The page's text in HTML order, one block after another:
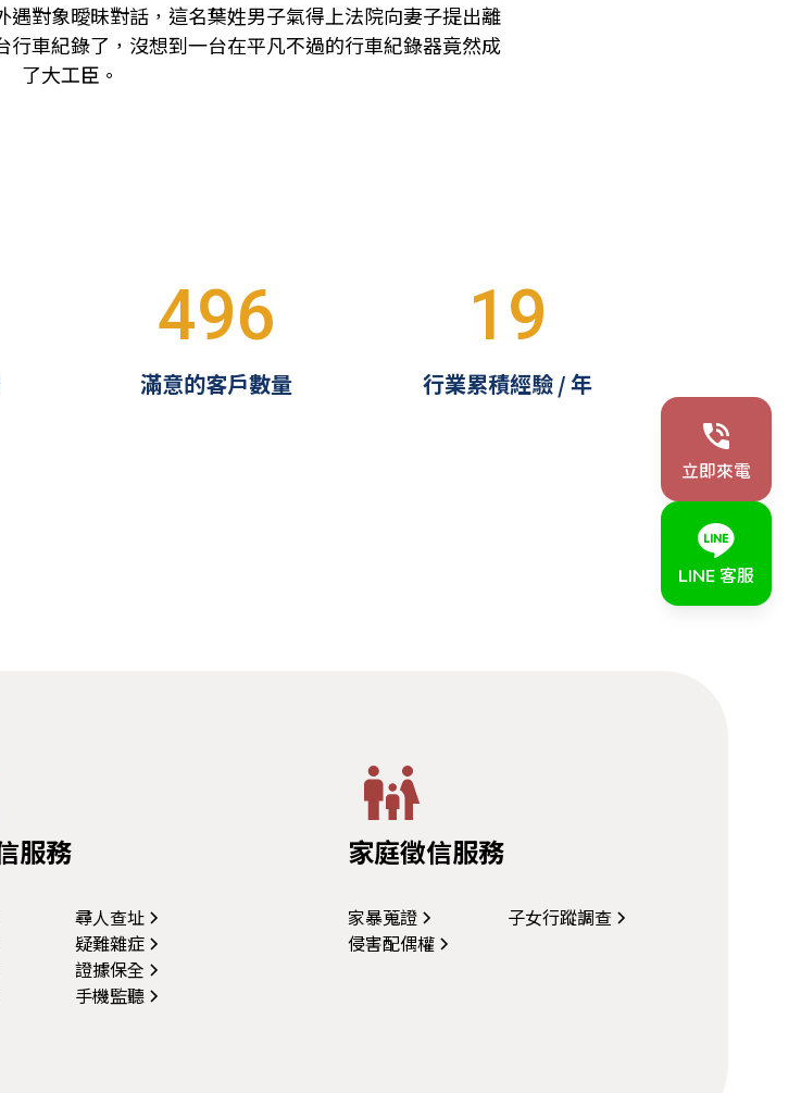
對象曖昧對話，這名葉姓男子氣得上法院向妻子提出離
車紀錄了，沒想到一台在平凡不過的行車紀錄器竟然成
了大工臣。
496
滿意的客戶數量
19
行業累積經驗 / 年
服務
尋人查址
疑難雜症
證據保全
手機監聽
家庭徵信服務
家暴蒐證
子女行蹤調查
侵害配偶權
立即來電
LINE 客服